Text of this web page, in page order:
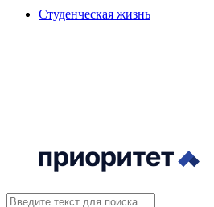
Студенческая жизнь